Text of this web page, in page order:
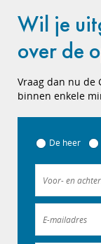
Wil je
over de
Vraag dan nu de
binnen enkele
De heer